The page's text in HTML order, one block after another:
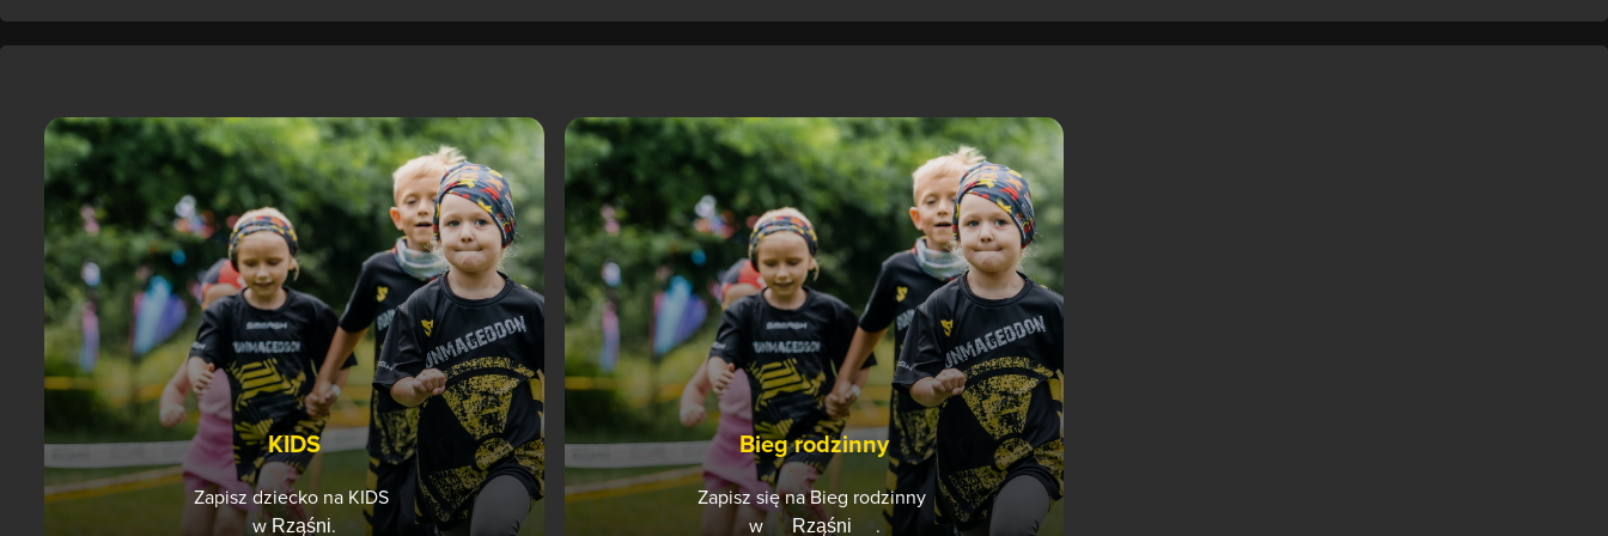
KIDS
Zapisz dziecko na KIDS
wRząśni.
Bieg rodzinny
Zapisz się na Bieg rodzinny
w
Rząśni .